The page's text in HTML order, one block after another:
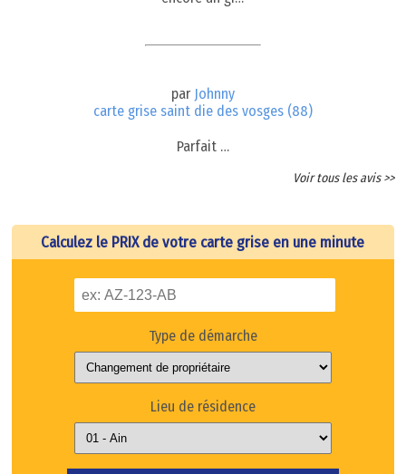
par Johnny
carte grise saint die des vosges (88)
Parfait …
Voir tous les avis >>
Calculez le PRIX de votre carte grise en une minute
Type de démarche
Lieu de résidence